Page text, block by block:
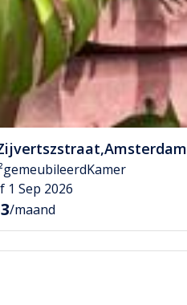
,Amsterdam
gemeubileerdKamer
1 Sep 2026
/maand